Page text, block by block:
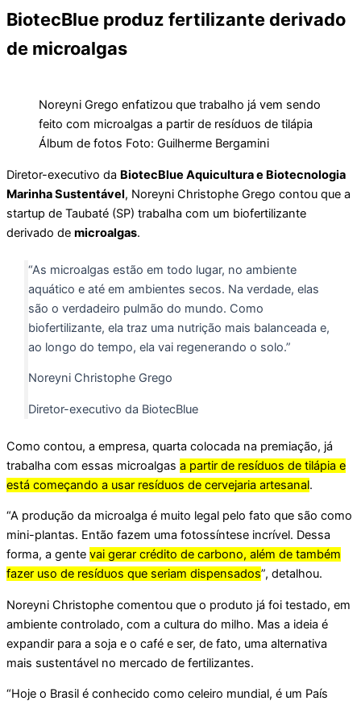
BiotecBlue produz fertilizante derivado
de microalgas
Noreyni Grego enfatizou que trabalho já vem sendo
feito com microalgas a partir de resíduos de tilápia
Álbum de fotos Foto: Guilherme Bergamini
Diretor-executivo da BiotecBlue Aquicultura e Biotecnologia
Marinha Sustentável, Noreyni Christophe Grego contou que a
startup de Taubaté (SP) trabalha com um biofertilizante
derivado de microalgas.
“As microalgas estão em todo lugar, no ambiente
aquático e até em ambientes secos. Na verdade, elas
são o verdadeiro pulmão do mundo. Como
biofertilizante, ela traz uma nutrição mais balanceada e,
ao longo do tempo, ela vai regenerando o solo.”
Noreyni Christophe Grego
Diretor-executivo da BiotecBlue
Como contou, a empresa, quarta colocada na premiação, já
trabalha com essas microalgas a partir de resíduos de tilápia e
está começando a usar resíduos de cervejaria artesanal.
“A produção da microalga é muito legal pelo fato que são como
mini-plantas. Então fazem uma fotossíntese incrível. Dessa
forma, a gente vai gerar crédito de carbono, além de também
fazer uso de resíduos que seriam dispensados”, detalhou.
Noreyni Christophe comentou que o produto já foi testado, em
ambiente controlado, com a cultura do milho. Mas a ideia é
expandir para a soja e o café e ser, de fato, uma alternativa
mais sustentável no mercado de fertilizantes.
“Hoje o Brasil é conhecido como celeiro mundial, é um País